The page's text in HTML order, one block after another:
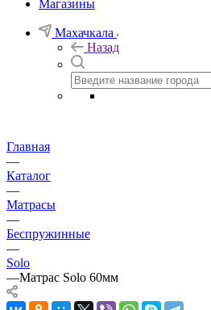
Магазины
Махачкала
Назад
Главная
—
Каталог
—
Матрасы
—
Беспружинные
—
Solo
—Матрас Solo 60мм